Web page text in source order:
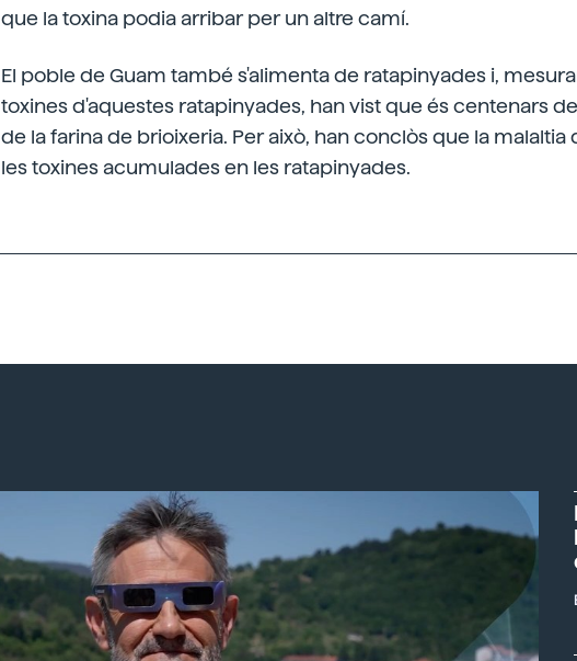
que la toxina podia arribar per un altre camí.
El poble de Guam també s'alimenta de ratapinyades i,
toxines d'aquestes ratapinyades, han vist que és centenars
de la farina de brioixeria. Per això, han conclòs que la malaltia
les toxines acumulades en les ratapinyades.